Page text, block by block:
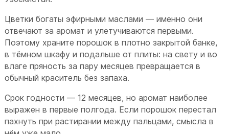
Цветки богаты эфирными маслами — именно они
отвечают за аромат и улетучиваются первыми.
Поэтому храните порошок в плотно закрытой банке,
в тёмном шкафу и подальше от плиты: на свету и во
влаге пряность за пару месяцев превращается в
обычный краситель без запаха.
Срок годности — 12 месяцев, но аромат наиболее
выражен в первые полгода. Если порошок перестал
пахнуть при растирании между пальцами, смысла в